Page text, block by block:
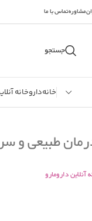
مشاورهتماس با ما
جستجو
خانهداروخانه
آنلاین دارومارو